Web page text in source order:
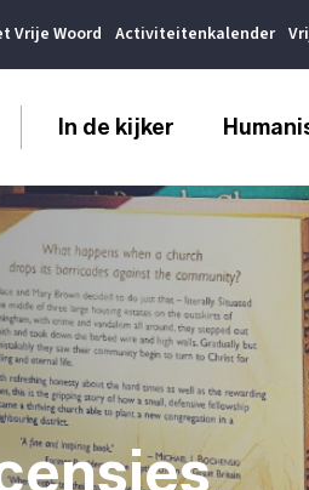
Vrije Woord Activiteitenkalender
In de kijker